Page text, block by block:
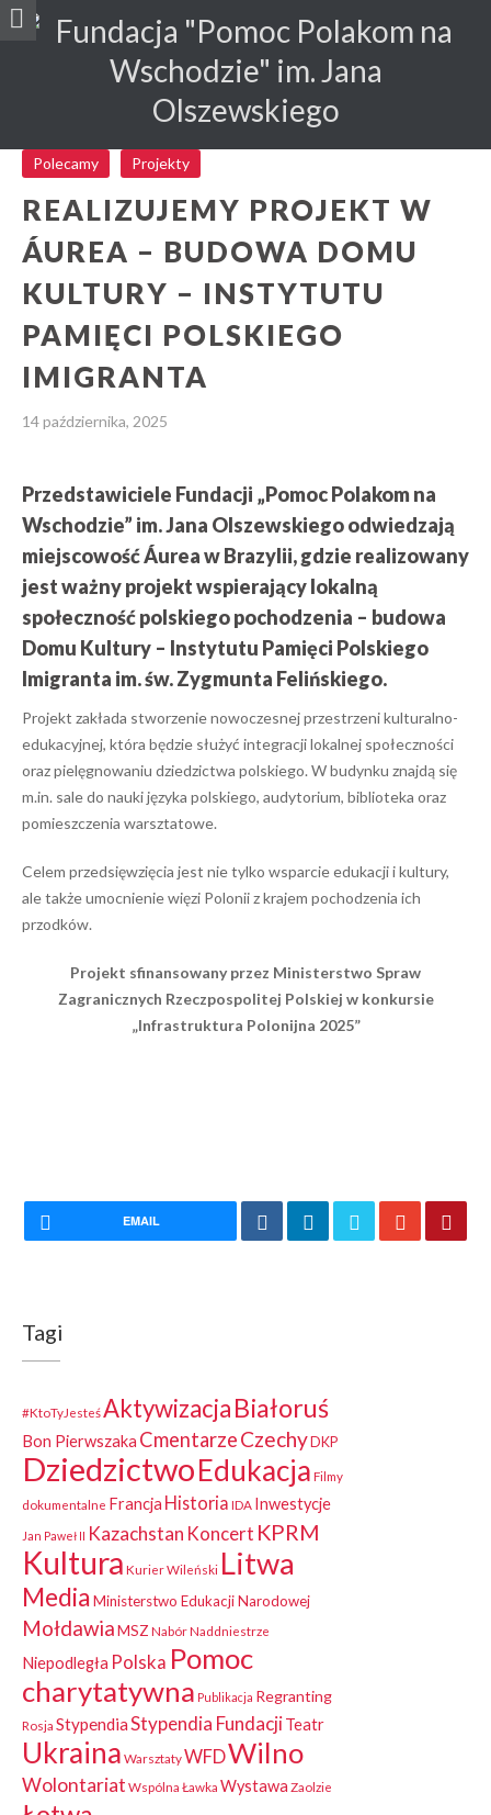
Polecamy Projekty
REALIZUJEMY PROJEKT W
ÁUREA – BUDOWA DOMU
KULTURY – INSTYTUTU
PAMIĘCI POLSKIEGO
IMIGRANTA
14 października, 2025
Przedstawiciele Fundacji „Pomoc Polakom na
Wschodzie” im. Jana Olszewskiego odwiedzają
miejscowość Áurea w Brazylii, gdzie realizowany
jest ważny projekt wspierający lokalną
społeczność polskiego pochodzenia – budowa
Domu Kultury – Instytutu Pamięci Polskiego
Imigranta im. św. Zygmunta Felińskiego.
Projekt zakłada stworzenie nowoczesnej przestrzeni kulturalno-
edukacyjnej, która będzie służyć integracji lokalnej społeczności
oraz pielęgnowaniu dziedzictwa polskiego. W budynku znajdą się
m.in. sale do nauki języka polskiego, audytorium, biblioteka oraz
pomieszczenia warsztatowe.
Celem przedsięwzięcia jest nie tylko wsparcie edukacji i kultury,
ale także umocnienie więzi Polonii z krajem pochodzenia ich
przodków.
Projekt sfinansowany przez Ministerstwo Spraw
Zagranicznych Rzeczpospolitej Polskiej w konkursie
„Infrastruktura Polonijna 2025”
EMAIL
Tagi
#KtoTyJesteśAktywizacjaBiałoruś
Bon Pierwszaka CmentarzeCzechy DKP
DziedzictwoEdukacja Filmy
dokumentalne Francja Historia IDA Inwestycje
Jan Paweł II Kazachstan Koncert KPRM
Kultura Kurier Wileński Litwa
MediaMinisterstwo Edukacji Narodowej
MołdawiaMSZ NabórNaddniestrze
Niepodległa Polska Pomoc
charytatywna Publikacja Regranting
Rosja StypendiaStypendia FundacjiTeatr
Ukraina WarsztatyWFDWilno
Wolontariat Wspólna Ławka Wystawa Zaolzie